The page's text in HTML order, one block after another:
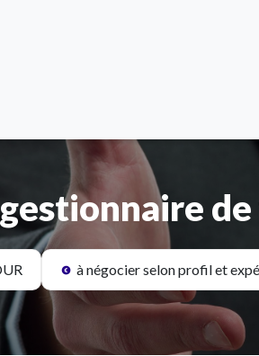
à négocier selon profil et